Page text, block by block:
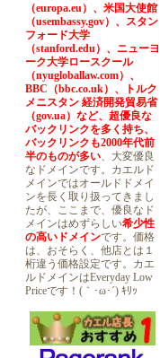
（europa.eu）、米国大使館
（usembassy.gov）、スタン
フォード大学
（stanford.edu）、ニューヨ
ーク大学ロースクール
（nyugloballaw.com）、
BBC（bbc.co.uk）、トルク
メニスタン 経済開発貿易省
（gov.ua）など、超優良な
バックリンクを多く持ち、
バックリンクも2000年代前
半のものが多い、大変優良
なドメインです。カエルド
メインではオールドドメイ
ンを長く取り扱ってきまし
たが、ここまで、優良なド
メインはめずらしい希少性
の高いドメインです。価格
は、おそらく、他店とは１
桁違う価格設定です。カエ
ルドメインはEveryday Low
Priceです！(｀･ω･´) ｷﾘｯ